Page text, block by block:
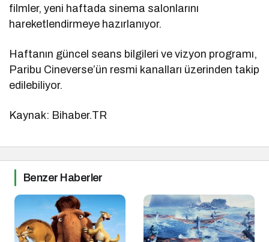
filmler, yeni haftada sinema salonlarını
hareketlendirmeye hazırlanıyor.
Haftanın güncel seans bilgileri ve vizyon programı,
Paribu Cineverse’ün resmi kanalları üzerinden takip
edilebiliyor.
Kaynak: Bihaber.TR
Benzer Haberler